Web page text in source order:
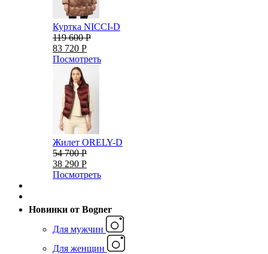
Куртка NICCI-D
119 600 Р
83 720 Р
Посмотреть
Жилет ORELY-D
54 700 Р
38 290 Р
Посмотреть
Новинки от Bogner
Для мужчин
Для женщин